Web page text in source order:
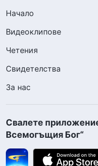
Начало
Видеоклипове
Четения
Свидетелства
За нас
Свалете
Всемогъщия Бог“